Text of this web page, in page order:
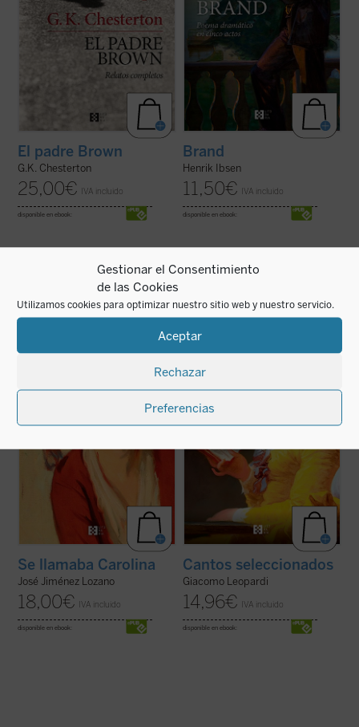
Gestionar el Consentimiento
de las Cookies
Utilizamos cookies para optimizar nuestro sitio web y nuestro servicio.
Aceptar
Rechazar
Preferencias
El padre Brown
G.K. Chesterton
25,00€ IVA incluido
disponible en ebook:
Brand
Henrik Ibsen
11,50€ IVA incluido
disponible en ebook:
obra es representada por una compañía de
(ver ficha)
Se llamaba Carolina
José Jiménez Lozano
18,00€ IVA incluido
disponible en ebook:
lector, a través de la introducción de la
bíblica Ignacio Carbajosa, una original
ficha)
Cantos seleccionados
Giacomo Leopardi
14,96€ IVA incluido
disponible en ebook: